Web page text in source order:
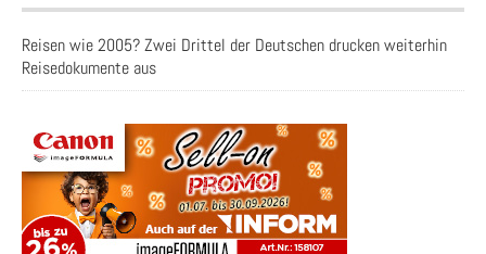
Reisen wie 2005? Zwei Drittel der Deutschen drucken weiterhin
Reisedokumente aus